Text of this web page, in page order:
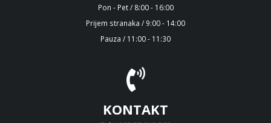
Pon - Pet / 8:00 - 16:00
Prijem stranaka / 9:00 - 14:00
Pauza / 11:00 - 11:30
KONTAKT